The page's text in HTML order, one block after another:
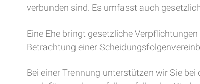
verbunden sind. Es umfasst auch
Eine Ehe bringt gesetzliche
Betrachtung einer
Bei einer Trennung unterstützen wir Sie